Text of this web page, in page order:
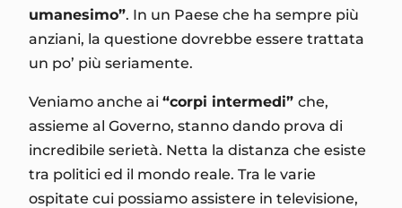
umanesimo”. In un Paese che ha sempre più
anziani, la questione dovrebbe essere trattata
un po’ più seriamente.
Veniamo anche ai “corpi intermedi” che,
assieme al Governo, stanno dando prova di
incredibile serietà. Netta la distanza che esiste
tra politici ed il mondo reale. Tra le varie
ospitate cui possiamo assistere in televisione,